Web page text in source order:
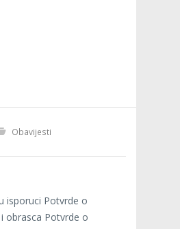
Obavijesti
isporuci Potvrde o
obrasca Potvrde o